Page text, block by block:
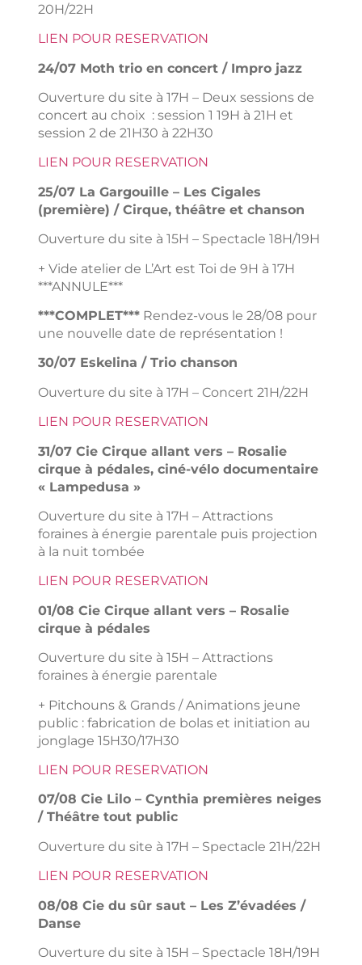
20H/22H
LIEN POUR RESERVATION
24/07 Moth trio en concert / Impro jazz
Ouverture du site à 17H – Deux sessions de
concert au choix : session 1 19H à 21H et
session 2 de 21H30 à 22H30
LIEN POUR RESERVATION
25/07 La Gargouille – Les Cigales
(première) / Cirque, théâtre et chanson
Ouverture du site à 15H – Spectacle 18H/19H
+ Vide atelier de L’Art est Toi de 9H à 17H
***ANNULE***
***COMPLET***Rendez-vous le 28/08 pour
une nouvelle date de représentation !
30/07 Eskelina / Trio chanson
Ouverture du site à 17H – Concert 21H/22H
LIEN POUR RESERVATION
31/07 Cie Cirque allant vers – Rosalie
cirque à pédales, ciné-vélo documentaire
« Lampedusa »
Ouverture du site à 17H – Attractions
foraines à énergie parentale puis projection
à la nuit tombée
LIEN POUR RESERVATION
01/08 Cie Cirque allant vers – Rosalie
cirque à pédales
Ouverture du site à 15H – Attractions
foraines à énergie parentale
+ Pitchouns & Grands / Animations jeune
public : fabrication de bolas et initiation au
jonglage 15H30/17H30
LIEN POUR RESERVATION
07/08 Cie Lilo – Cynthia premières neiges
/ Théâtre tout public
Ouverture du site à 17H – Spectacle 21H/22H
LIEN POUR RESERVATION
08/08 Cie du sûr saut – Les Z’évadées /
Danse
Ouverture du site à 15H – Spectacle 18H/19H